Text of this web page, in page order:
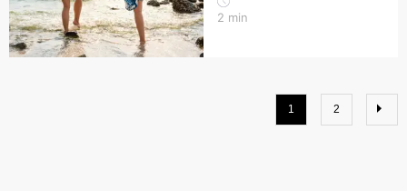
2 min
1 2